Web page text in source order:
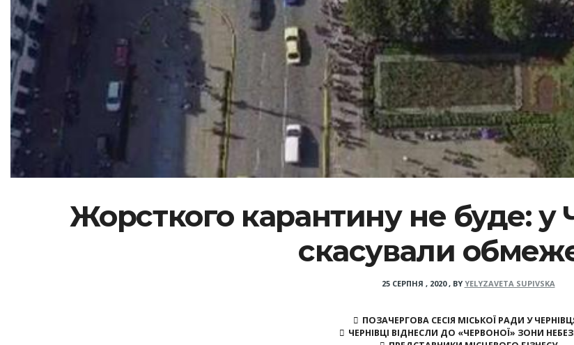
Жорсткого карантину не буде: у
скасували
25 СЕРПНЯ , 2020, BY YELYZAVETA SUPIVSKA
ПОЗАЧЕРГОВА СЕСІЯ МІСЬКОЇ РАДИ У
ЧЕРНІВЦІ ВІДНЕСЛИ ДО «ЧЕРВОНОЇ» ЗОНИ